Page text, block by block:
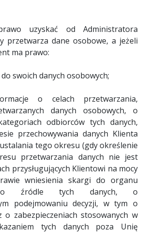
uzyskać od Administratora
przetwarza dane osobowe, a jeżeli
ma prawo:
swoich danych osobowych;
o celach przetwarzania,
danych osobowych, o
odbiorców tych danych,
przechowywania danych Klienta
tego okresu (gdy określenie
przetwarzania danych nie jest
przysługujących Klientowi na mocy
wniesienia skargi do organu
o źródle tych danych, o
podejmowaniu decyzji, w tym o
zabezpieczeniach stosowanych w
tych danych poza Unię